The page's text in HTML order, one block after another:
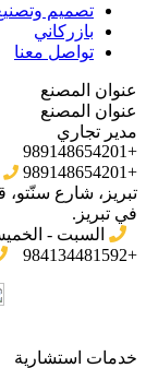
تصميم
بازركاني
تواصل معنا
عنوان المصنع
عنوان المصنع
مدير تجاري
+989148654201
+989148654201
تبریز، شارع
في تبریز.
السبت - الخميس 09:00 -
+984134481592
خدمات استشارية